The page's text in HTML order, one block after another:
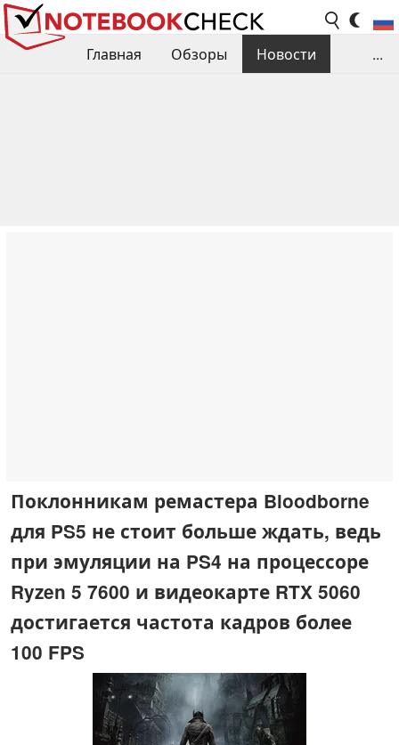
Главная Обзоры
Новости
...
Поклонникам ремастера Bloodborne
для PS5 не стоит больше ждать, ведь
при эмуляции на PS4 на процессоре
Ryzen 5 7600 и видеокарте RTX 5060
достигается частота кадров более
100 FPS